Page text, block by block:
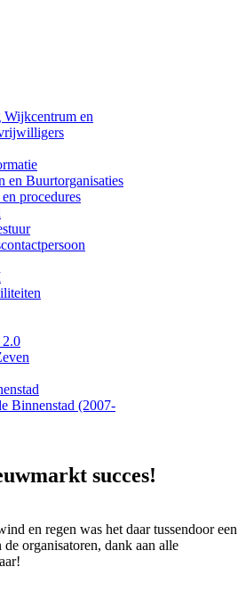
Wijkcentrum en
en Buurtorganisaties
procedures
Binnenstad (2007-
succes!
en regen was het daar tussendoor een
organisatoren, dank aan alle